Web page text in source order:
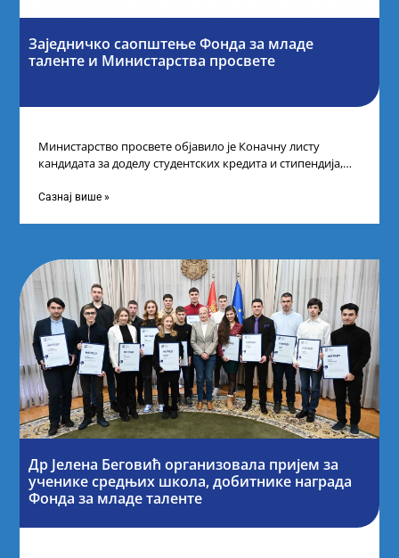
Заједничко саопштење Фонда за младе
таленте и Министарства просвете
Министарство просвете објавило је Коначну листу
кандидата за доделу студентских кредита и стипендија,
Сазнај више »
Др Јелена Беговић организовала пријем за
ученике средњих школа, добитнике награда
Фонда за младе таленте